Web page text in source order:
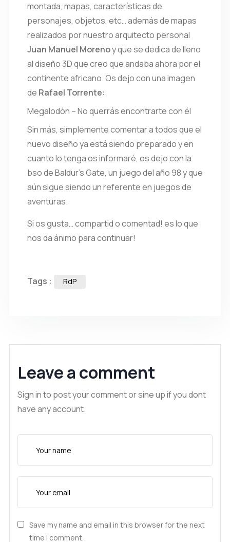
montada, mapas, características de
personajes, objetos, etc… además de mapas
realizados por nuestro arquitecto personal
Juan Manuel Morenoy que se dedica de lleno
al diseño 3D que creo que andaba ahora por el
continente africano. Os dejo con una imagen
de Rafael Torrente:
Megalodón – No querrás encontrarte con él
Sin más, simplemente comentar a todos que el
nuevo diseño ya está siendo preparado y en
cuanto lo tenga os informaré, os dejo con la
bso de Baldur’s Gate, un juego del año 98 y que
aún sigue siendo un referente en juegos de
aventuras.
Si os gusta… compartid o comentad! es lo que
nos da ánimo para continuar!
Tags : RdP
Leave a comment
Sign in to post your comment or sine up if you dont
have any account.
Save my name and email in this browser for the next
time I comment.